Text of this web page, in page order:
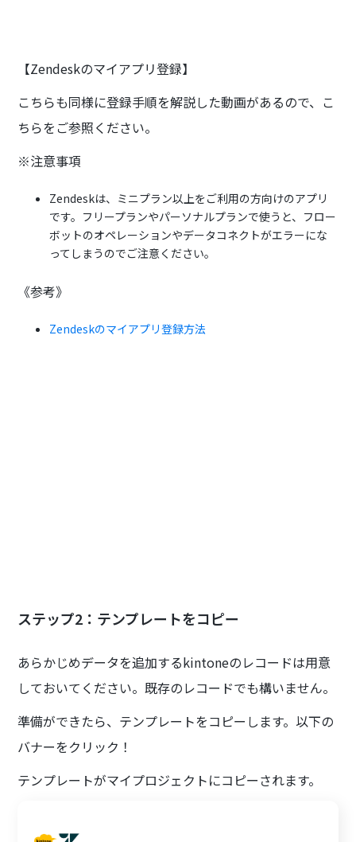
【Zendeskのマイアプリ登録】
こちらも同様に登録手順を解説した動画があるので、こ
ちらをご参照ください。
※注意事項
Zendeskは、ミニプラン以上をご利用の方向けのアプリ
です。フリープランやパーソナルプランで使うと、フロー
ボットのオペレーションやデータコネクトがエラーにな
ってしまうのでご注意ください。
《参考》
Zendeskのマイアプリ登録方法
ステップ2：テンプレートをコピー
‍あらかじめデータを追加するkintoneのレコードは用意
しておいてください。既存のレコードでも構いません。
準備ができたら、テンプレートをコピーします。以下の
バナーをクリック！
テンプレートがマイプロジェクトにコピーされます。